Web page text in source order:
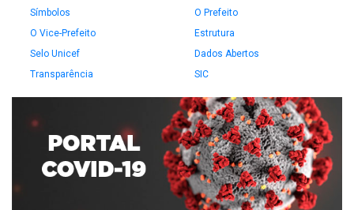
Símbolos
O Prefeito
O Vice-Prefeito
Estrutura
Selo Unicef
Dados Abertos
Transparência
SIC